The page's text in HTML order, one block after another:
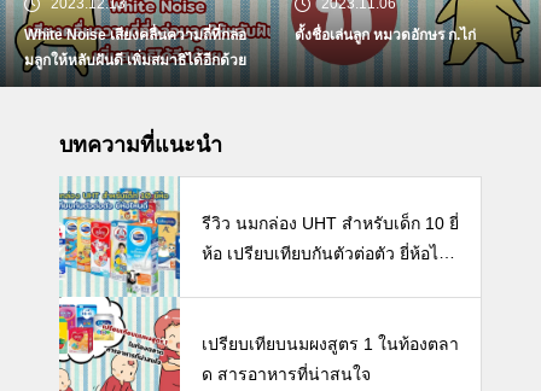
2023.12.13
White Noise เสียงคลื่นความถี่ที่กล่อ
มลูกให้หลับฝันดี เพิ่มสมาธิได้อีกด้วย
2023.11.06
ตั้งชื่อเล่นลูก หมวดอักษร ก.ไก่
บทความที่แนะนำ
รีวิว นมกล่อง UHT สำหรับเด็ก 10 ยี่
ห้อ เปรียบเทียบกันตัวต่อตัว ยี่ห้อไห
เปรียบเทียบนมผงสูตร 1 ในท้องตลา
ด สารอาหารที่น่าสนใจ